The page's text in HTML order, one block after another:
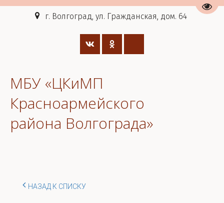
г. Волгоград, ул. Гражданская, дом. 64
МБУ «ЦКиМП
Красноармейского
района Волгограда»
НАЗАД К СПИСКУ